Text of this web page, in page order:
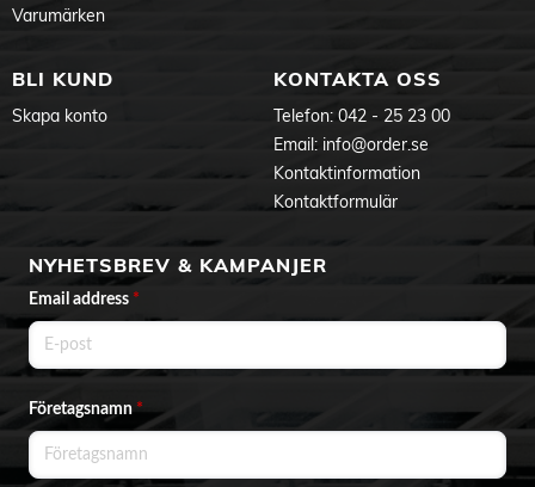
Varumärken
BLI KUND
Skapa konto
KONTAKTA OSS
Telefon: 042 - 25 23 00
Email: info@order.se
Kontaktinformation
Kontaktformulär
NYHETSBREV & KAMPANJER
Email address *
Företagsnamn*